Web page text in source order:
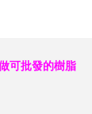
可批發的樹脂